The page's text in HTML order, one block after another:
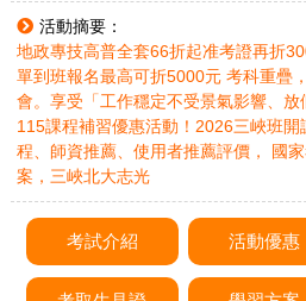
活動摘要：
地政專技高普全套66折起准考證再折
單到班報名最高可折5000元 考科重疊
會。享受「工作穩定不受景氣影響、放
115課程補習優惠活動！2026三峽班
程、師資推薦、使用者推薦評價， 國
案，三峽北大志光
考試介紹 活動優惠